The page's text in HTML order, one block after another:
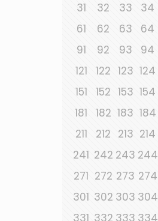
31
32 33 34
61
62 63 64
91
92 93 94
121
122 123 124
151
152 153 154
181
182 183 184
211
212 213 214
241 242 243 244
271 272 273 274
301 302 303 304